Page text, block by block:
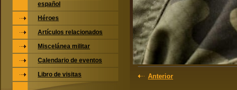
Anterior
español
Héroes
Artículos relacionados
Miscelánea militar
Calendario de eventos
Libro de visitas